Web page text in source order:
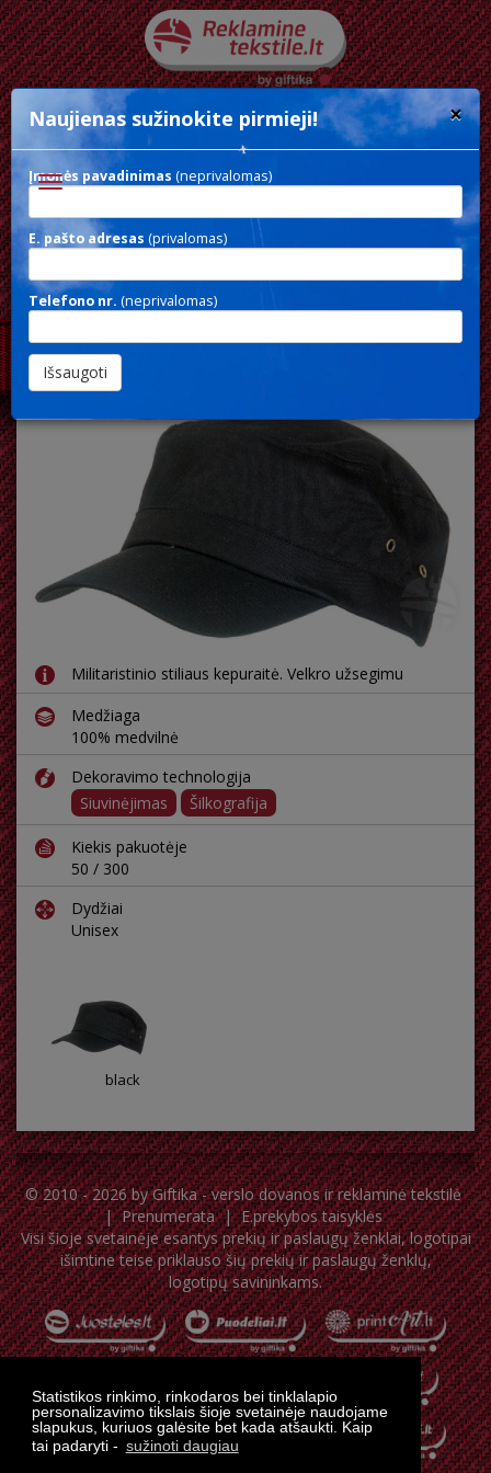
Statistikos rinkimo, rinkodaros bei tinklalapio
personalizavimo tikslais šioje svetainėje naudojame
slapukus, kuriuos galėsite bet kada atšaukti. Kaip
tai padaryti - sužinoti daugiau
Toggle
MILITARY CAP
Militaristinio stiliaus kepuraitė. Velkro užsegimu
Medžiaga
100% medvilnė
Dekoravimo technologija
Siuvinėjimas
Šilkografija
Kiekis pakuotėje
50 / 300
Dydžiai
Unisex
black
© 2010 - 2026 byGiftika - verslo dovanos ir reklaminė tekstilė
|Prenumerata|E.prekybos taisyklės
Visi šioje svetainėje esantys prekių ir paslaugų ženklai, logotipai
išimtine teise priklauso šių prekių ir paslaugų ženklų,
logotipų savininkams.
×
Naujienas sužinokite pirmieji!
Įmonės pavadinimas (neprivalomas)
E. pašto adresas (privalomas)
Telefono nr. (neprivalomas)